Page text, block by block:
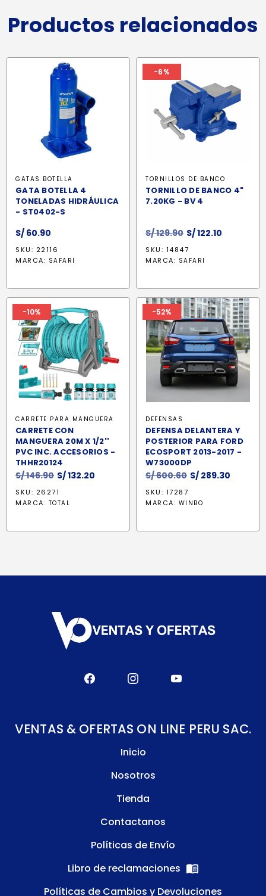
Productos relacionados
GATAS BOTELLA
GATA BOTELLA 4
TONELADAS HIDRÁULICA
- ST0402-S
S/ 60.90
SKU: 22116
MARCA: SAFARI
-6%
TORNILLOS DE BANCO
TORNILLO DE BANCO 4"
7.20KG - BV 4
S/129.90 El
precio
original
S/122.10
SKU: 14847
MARCA: SAFARI
-10%
CARRETE PARA MANGUERA
CARRETE CON
MANGUERA 20M X 1/2''
PVC INC. ACCESORIOS -
THHR20124
S/146.90 El
precio
original
S/132.20
SKU: 26271
MARCA: TOTAL
-52%
DEFENSAS
DEFENSA DELANTERA Y
POSTERIOR PARA FORD
ECOSPORT 2013-2017 -
W73000DP
S/600.60 El
original
S/ 289.30
SKU: 17287
MARCA: WINBO
VENTAS & OFERTAS ON LINE PERU SAC.
Inicio
Nosotros
Tienda
Contactanos
Políticas de Envío
Libro de reclamaciones
Políticas de Cambios y Devoluciones